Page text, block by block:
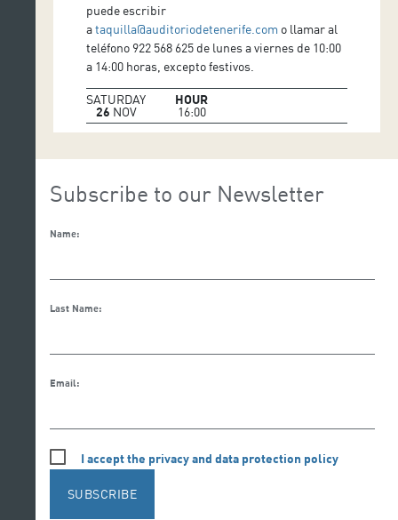
puede escribir
ataquilla@auditoriodetenerife.com o llamar al
teléfono 922 568 625 de lunes a viernes de 10:00
a 14:00 horas, excepto festivos.
SATURDAY
26 NOV
HOUR
16:00
Subscribe to our Newsletter
Name:
Last Name:
Email:
I accept the privacy and data protection policy
SUBSCRIBE